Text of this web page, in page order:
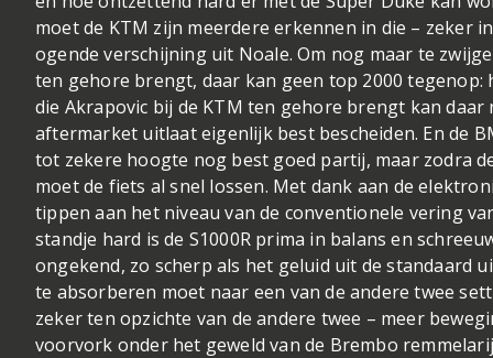
moet de KTM zijn meerdere erkennen in die – zeker
ogende verschijning uit Noale. Om nog maar te
ten gehore brengt, daar kan geen top 2000 tegenop:
die Akrapovic bij de KTM ten gehore brengt kan
aftermarket uitlaat eigenlijk best bescheiden. En de
tot zekere hoogte nog best goed partij, maar zodra
moet de fiets al snel lossen. Met dank aan de
tippen aan het niveau van de conventionele vering
standje hard is de S1000R prima in balans en
ongekend, zo scherp als het geluid uit de standaard
te absorberen moet naar een van de andere twee
zeker ten opzichte van de andere twee – meer
voorvork onder het geweld van de Brembo